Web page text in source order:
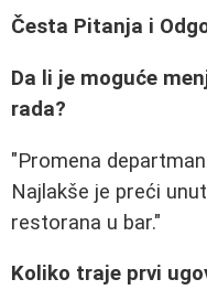
Česta Pitanja i
Da li je moguće
rada?
"Promena
Najlakše je preći
restorana u bar."
Koliko traje prvi